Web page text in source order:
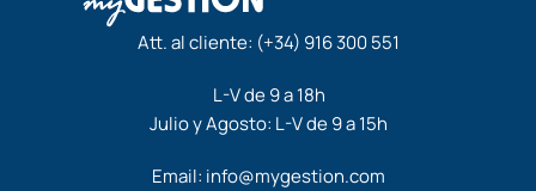
Att. al cliente: (+34) 916 300 551
L-V de 9 a 18h
Julio y Agosto: L-V de 9 a 15h
Email: info@mygestion.com